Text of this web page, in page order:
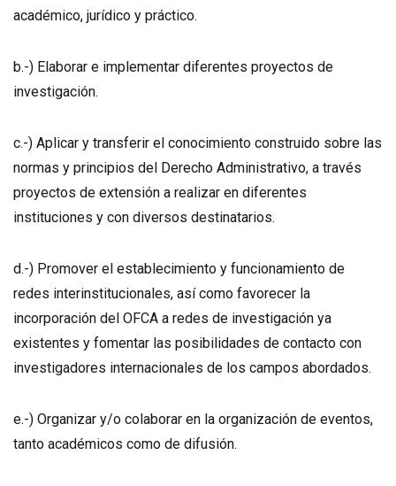
académico, jurídico y práctico.
b.-) Elaborar e implementar diferentes proyectos de
investigación.
c.-) Aplicar y transferir el conocimiento construido sobre las
normas y principios del Derecho Administrativo, a través
proyectos de extensión a realizar en diferentes
instituciones y con diversos destinatarios.
d.-) Promover el establecimiento y funcionamiento de
redes interinstitucionales, así como favorecer la
incorporación del OFCA a redes de investigación ya
existentes y fomentar las posibilidades de contacto con
investigadores internacionales de los campos abordados.
e.-) Organizar y/o colaborar en la organización de eventos,
tanto académicos como de difusión.